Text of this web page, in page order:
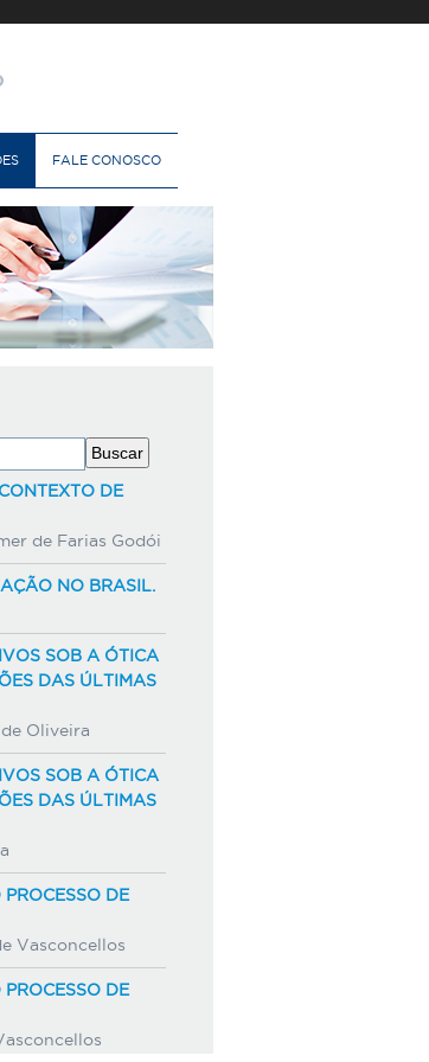
FALE CONOSCO
DE
de Farias Godói
NO BRASIL.
SOB A ÓTICA
DAS ÚLTIMAS
Oliveira
SOB A ÓTICA
DAS ÚLTIMAS
DE
Vasconcellos
DE